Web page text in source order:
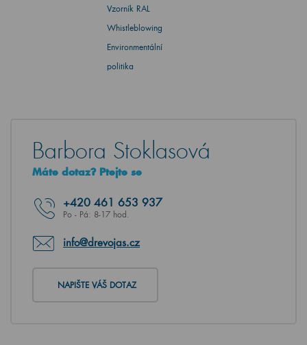
Vzorník RAL
Whistleblowing
Environmentální
politika
Barbora Stoklasová
Máte dotaz? Ptejte se
+420 461 653 937
Po - Pá: 8-17 hod.
info@drevojas.cz
NAPIŠTE VÁŠ DOTAZ